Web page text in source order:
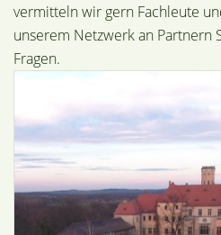
vermitteln wir gern Fachleute
unserem Netzwerk an Partnern
Fragen.